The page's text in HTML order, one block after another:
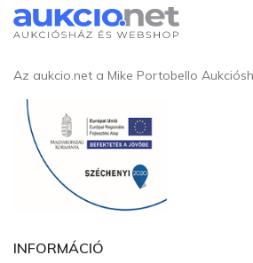
Az aukcio.net a Mike Portobello
INFORMÁCIÓ